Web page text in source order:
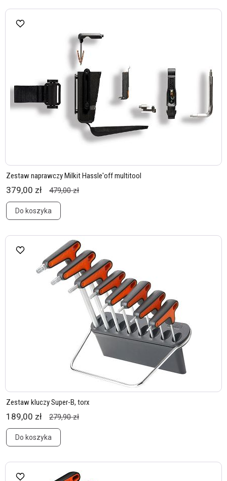
Zestaw naprawczy Milkit Hassle'off multitool
379,00 zł 479,00 zł
Do koszyka
Zestaw kluczy Super-B, torx
189,00 zł 279,90 zł
Do koszyka